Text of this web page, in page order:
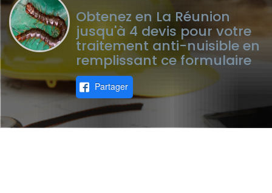
Obtenez en La Réunion
jusqu'à 4 devis pour votre
traitement anti-nuisible en
remplissant ce formulaire
Partager